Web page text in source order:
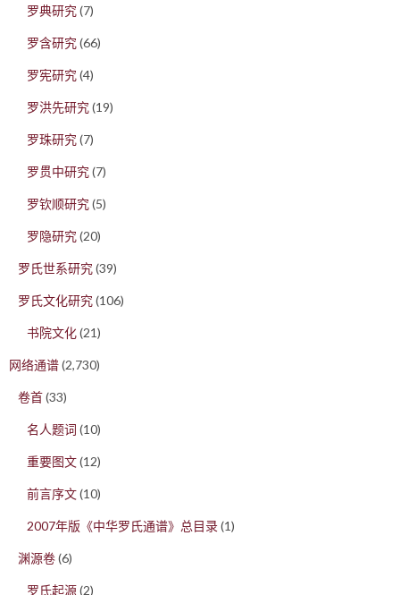
罗典研究(7)
罗含研究(66)
罗宪研究(4)
罗洪先研究(19)
罗珠研究(7)
罗贯中研究(7)
罗钦顺研究(5)
罗隐研究(20)
罗氏世系研究(39)
罗氏文化研究(106)
书院文化(21)
网络通谱(2,730)
卷首(33)
名人题词 (10)
重要图文(12)
前言序文(10)
2007年版《中华罗氏通谱》总目录(1)
渊源卷(6)
罗氏起源(2)